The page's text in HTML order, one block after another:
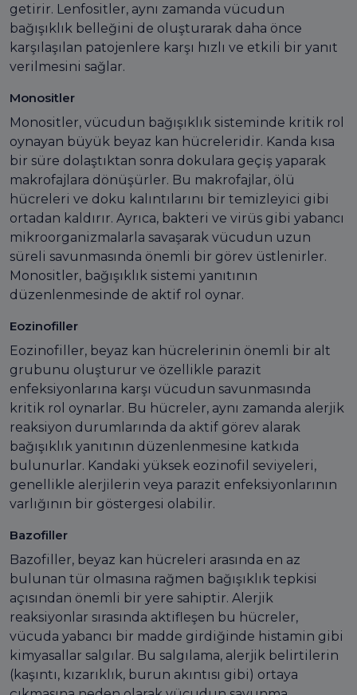
getirir. Lenfositler, aynı zamanda vücudun
bağışıklık belleğini de oluşturarak daha önce
karşılaşılan patojenlere karşı hızlı ve etkili bir yanıt
verilmesini sağlar.
Monositler
Monositler, vücudun bağışıklık sisteminde kritik rol
oynayan büyük beyaz kan hücreleridir. Kanda kısa
bir süre dolaştıktan sonra dokulara geçiş yaparak
makrofajlara dönüşürler. Bu makrofajlar, ölü
hücreleri ve doku kalıntılarını bir temizleyici gibi
ortadan kaldırır. Ayrıca, bakteri ve virüs gibi yabancı
mikroorganizmalarla savaşarak vücudun uzun
süreli savunmasında önemli bir görev üstlenirler.
Monositler, bağışıklık sistemi yanıtının
düzenlenmesinde de aktif rol oynar.
Eozinofiller
Eozinofiller, beyaz kan hücrelerinin önemli bir alt
grubunu oluşturur ve özellikle parazit
enfeksiyonlarına karşı vücudun savunmasında
kritik rol oynarlar. Bu hücreler, aynı zamanda alerjik
reaksiyon durumlarında da aktif görev alarak
bağışıklık yanıtının düzenlenmesine katkıda
bulunurlar. Kandaki yüksek eozinofil seviyeleri,
genellikle alerjilerin veya parazit enfeksiyonlarının
varlığının bir göstergesi olabilir.
Bazofiller
Bazofiller, beyaz kan hücreleri arasında en az
bulunan tür olmasına rağmen bağışıklık tepkisi
açısından önemli bir yere sahiptir. Alerjik
reaksiyonlar sırasında aktifleşen bu hücreler,
vücuda yabancı bir madde girdiğinde histamin gibi
kimyasallar salgılar. Bu salgılama, alerjik belirtilerin
(kaşıntı, kızarıklık, burun akıntısı gibi) ortaya